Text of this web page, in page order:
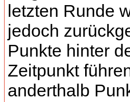
letzten Runde
jedoch
Punkte hinter
Zeitpunkt
anderthalb